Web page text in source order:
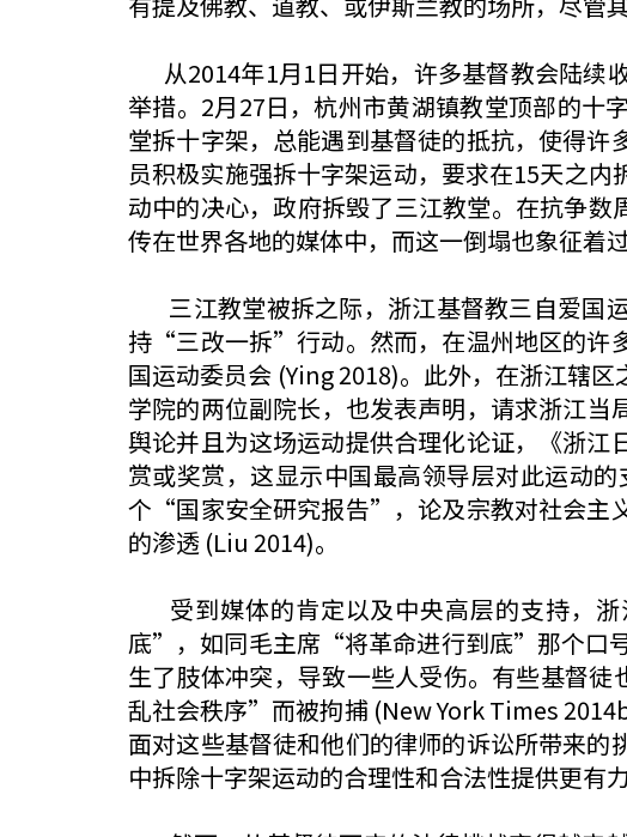
从2014年1月1日开始，许多基督教会陆续
举措。2月27日，杭州市黄湖镇教堂顶部的十
堂拆十字架，总能遇到基督徒的抵抗，使得
员积极实施强拆十字架运动，要求在15天之
动中的决心，政府拆毁了三江教堂。在抗争
传在世界各地的媒体中，而这一倒塌也象征着
三江教堂被拆之际，浙江基督教三自爱国
持“三改一拆”行动。然而，在温州地区的许
国运动委员会 (Ying 2018)。此外，在浙江辖
学院的两位副院长，也发表声明，请求浙江
舆论并且为这场运动提供合理化论证，《浙
赏或奖赏，这显示中国最高领导层对此运动
个“国家安全研究报告”，论及宗教对社会主
的渗透 (Liu 2014)。
受到媒体的肯定以及中央高层的支持，
底”，如同毛主席“将革命进行到底”那个口
生了肢体冲突，导致一些人受伤。有些基督
乱社会秩序”而被拘捕 (New York Times
面对这些基督徒和他们的律师的诉讼所带来
中拆除十字架运动的合理性和合法性提供更有